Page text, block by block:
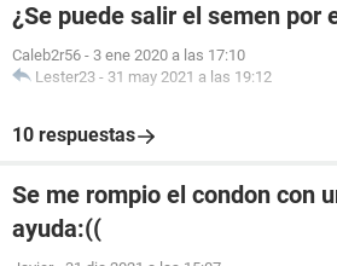
¿Se puede salir el semen por
Caleb2r56 - 3 ene 2020 a las 17:10
Lester23 - 31 may 2021 a las 19:12
10 respuestas
Se me rompio el condon con
ayuda:((